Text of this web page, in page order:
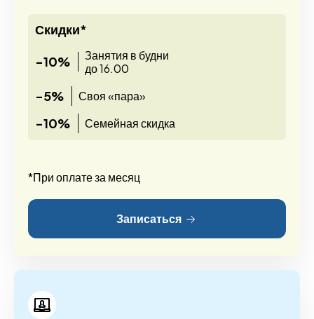
Скидки*
-10%
Занятия в будни
до 16.00
-5% Своя «пара»
-10% Семейная скидка
*При оплате за месяц
Записаться